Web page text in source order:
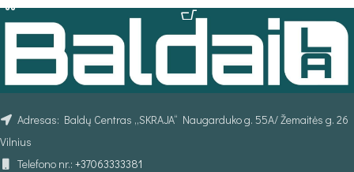
Adresas: Baldų Centras „SKRAJA“ Naugarduko g. 55A/ Žemaitės g. 26
Vilnius
Telefono nr.: +37063333381